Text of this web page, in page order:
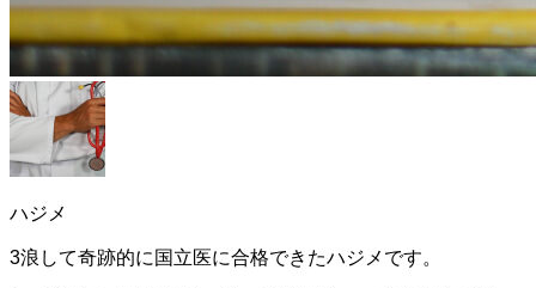
ハジメ
3浪して奇跡的に国立医に合格できたハジメです。